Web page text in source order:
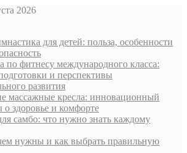
2026
для детей: польза, особенности
по фитнесу международного класса:
и перспективы
развития
массажные кресла: инновационный
о здоровье и комфорте
самбо: что нужно знать каждому
нужны и как выбрать правильную